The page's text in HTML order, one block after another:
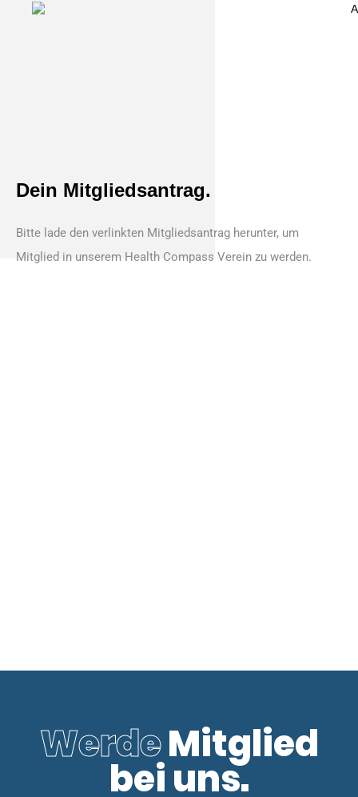
Dein Mitgliedsantrag.
Bitte lade den verlinkten Mitgliedsantrag herunter, um
Mitglied in unserem Health Compass Verein zu werden.
WerdeMitglied
bei uns.